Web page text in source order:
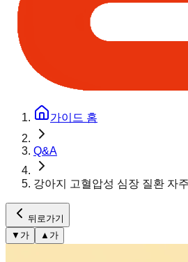
가이드 홈
Q&A
강아지 고혈압성 심장 질환 자
뒤로가기
▼ 가 ▲ 가